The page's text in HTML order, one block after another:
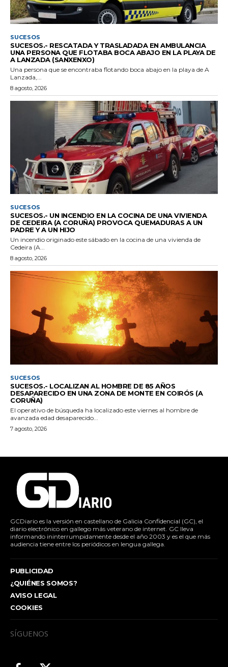
SUCESOS
SUCESOS.- RESCATADA Y TRASLADADA EN AMBULANCIA
UNA PERSONA QUE FLOTABA BOCA ABAJO EN LA PLAYA DE
A LANZADA (SANXENXO)
Una persona que se encontraba flotando boca abajo en la playa de A
Lanzada,...
8 agosto, 2026
SUCESOS
SUCESOS.- UN INCENDIO EN LA COCINA DE UNA VIVIENDA
DE CEDEIRA (A CORUÑA) PROVOCA QUEMADURAS A UN
PADRE Y A UN HIJO
Un incendio originado este sábado en la cocina de una vivienda de
Cedeira (A...
8 agosto, 2026
SUCESOS
SUCESOS.- LOCALIZAN AL HOMBRE DE 85 AÑOS
DESAPARECIDO EN UNA ZONA DE MONTE EN COIRÓS (A
CORUÑA)
El operativo de búsqueda ha localizado este viernes al hombre de
avanzada edad desaparecido...
7 agosto, 2026
GCDiario es la versión en castellano de Galicia Confidencial (GC), el
diario electrónico en gallego más veterano de internet. GC lleva
informando ininterrumpidamente desde el año 2003 y es el que más
audiencia tiene entre los periódicos en lengua gallega.
PUBLICIDAD
¿QUIÉNES SOMOS?
AVISO LEGAL
COOKIES
SÍGUENOS